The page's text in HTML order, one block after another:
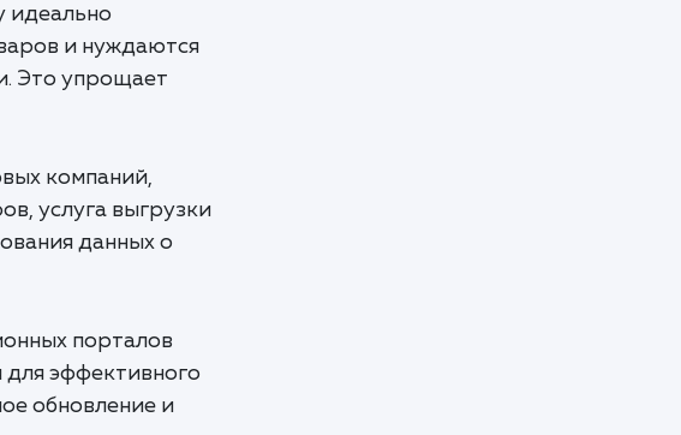
идеально
и нуждаются
Это упрощает
компаний,
услуга выгрузки
данных о
порталов
для эффективного
обновление и